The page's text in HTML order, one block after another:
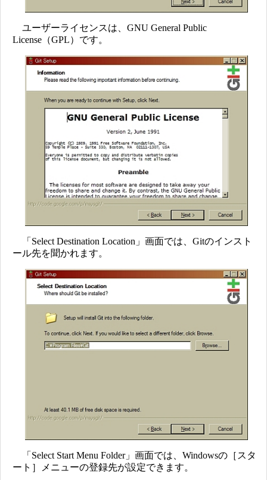
ユーザーライセンスは、GNU General Public
License（GPL）です。
「Select Destination Location」画面では、Gitのインスト
ール先を聞かれます。
「Select Start Menu Folder」画面では、Windowsの［スタ
ート］メニューの登録先が設定できます。